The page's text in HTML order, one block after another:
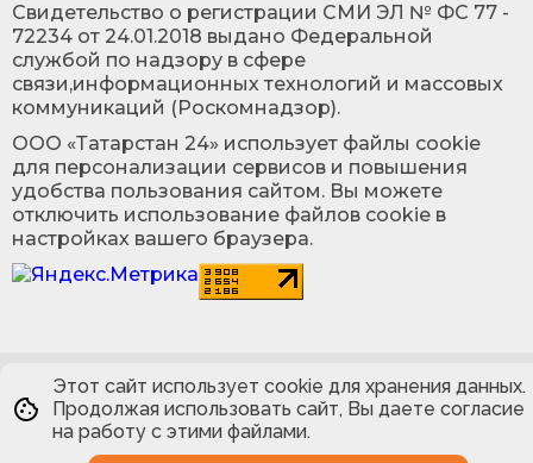
Cвидетельство о регистрации СМИ ЭЛ № ФС 77 -
72234 от 24.01.2018 выдано Федеральной
службой по надзору в сфере
связи,информационных технологий и массовых
коммуникаций (Роскомнадзор).
ООО «Татарстан 24» использует файлы cookie
для персонализации сервисов и повышения
удобства пользования сайтом. Вы можете
отключить использование файлов cookie в
настройках вашего браузера.
Этот сайт использует cookie для хранения данных.
Продолжая использовать сайт, Вы даете согласие
на работу с этими файлами.